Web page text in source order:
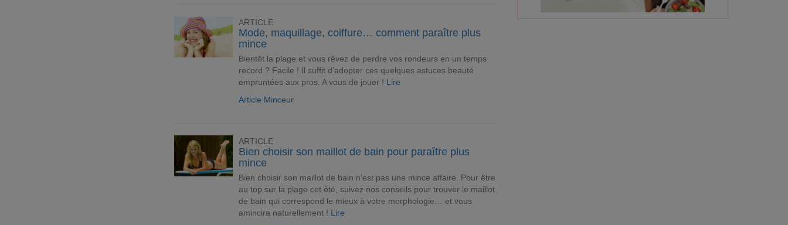
ARTICLE
Mode, maquillage, coiffure… comment paraître plus
mince
Bientôt la plage et vous rêvez de perdre vos rondeurs en un temps
record ? Facile ! Il suffit d’adopter ces quelques astuces beauté
empruntées aux pros. A vous de jouer ! Lire
Article Minceur
ARTICLE
Bien choisir son maillot de bain pour paraître plus
mince
Bien choisir son maillot de bain n’est pas une mince affaire. Pour être
au top sur la plage cet été, suivez nos conseils pour trouver le maillot
de bain qui correspond le mieux à votre morphologie… et vous
amincira naturellement ! Lire